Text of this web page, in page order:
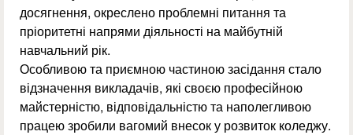
досягнення, окреслено проблемні питання та
пріоритетні напрями діяльності на майбутній
навчальний рік.
Особливою та приємною частиною засідання стало
відзначення викладачів, які своєю професійною
майстерністю, відповідальністю та наполегливою
працею зробили вагомий внесок у розвиток коледжу.